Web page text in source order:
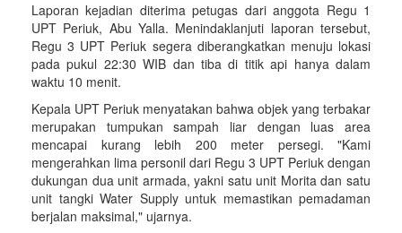
Laporan kejadian diterima petugas dari anggota Regu 1
UPT Periuk, Abu Yalla. Menindaklanjuti laporan tersebut,
Regu 3 UPT Periuk segera diberangkatkan menuju lokasi
pada pukul 22:30 WIB dan tiba di titik api hanya dalam
waktu 10 menit.
Kepala UPT Periuk menyatakan bahwa objek yang terbakar
merupakan tumpukan sampah liar dengan luas area
mencapai kurang lebih 200 meter persegi. "Kami
mengerahkan lima personil dari Regu 3 UPT Periuk dengan
dukungan dua unit armada, yakni satu unit Morita dan satu
unit tangki Water Supply untuk memastikan pemadaman
berjalan maksimal," ujarnya.